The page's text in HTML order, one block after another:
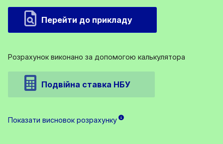
Перейти до прикладу
Розрахунок виконано за допомогою калькулятора
Подвійна ставка НБУ
Показати висновок розрахунку